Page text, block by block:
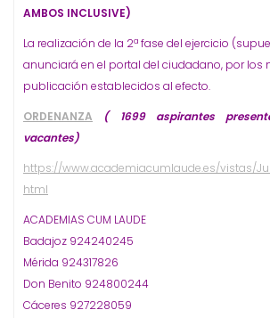
AMBOS INCLUSIVE)
La realización de la 2ª fase del ejercicio
anunciará en el portal del ciudadano, por los
publicación establecidos al efecto.
ORDENANZA ( 1699 aspirantes
vacantes)
https://www.academiacumlaude.es/vistas/
html
ACADEMIAS CUM LAUDE
Badajoz 924240245
Mérida 924317826
Don Benito 924800244
Cáceres 927228059